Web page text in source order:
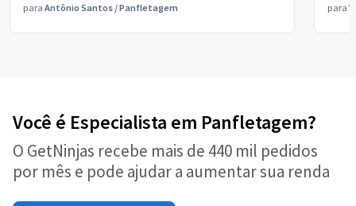
para Antônio Santos /Panfletagem para
Você é Especialista em Panfletagem?
O GetNinjas recebe mais de 440 mil pedidos
por mês e pode ajudar a aumentar sua renda